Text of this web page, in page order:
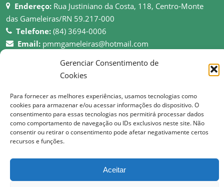
Gerenciar Consentimento de
Cookies
Para fornecer as melhores experiências, usamos tecnologias como
cookies para armazenar e/ou acessar informações do dispositivo. O
consentimento para essas tecnologias nos permitirá processar dados
como comportamento de navegação ou IDs exclusivos neste site. Não
consentir ou retirar o consentimento pode afetar negativamente certos
recursos e funções.
Aceitar
Endereço: Rua Justiniano da Costa, 118, Centro-Monte
das Gameleiras/RN 59.217-000
Telefone: (84) 3694-0006
Email: pmmgameleiras@hotmail.com
Atendimento ao Público: 08h as 13h
© Copyright 2017 Prefeitura Municipal de Monte das Gameleiras | Todos os